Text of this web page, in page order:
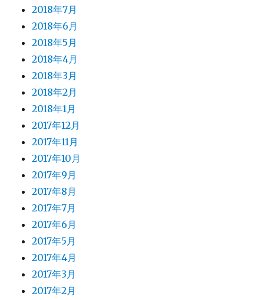
2018年7月
2018年6月
2018年5月
2018年4月
2018年3月
2018年2月
2018年1月
2017年12月
2017年11月
2017年10月
2017年9月
2017年8月
2017年7月
2017年6月
2017年5月
2017年4月
2017年3月
2017年2月